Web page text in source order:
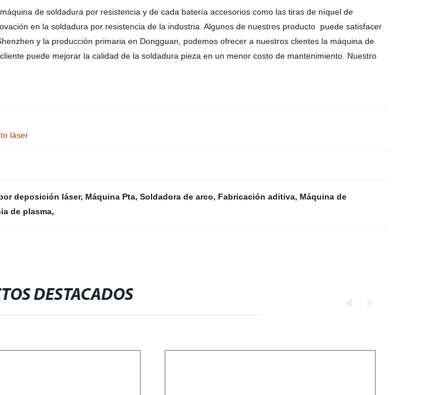
de soldadura por resistencia y de cada batería accesorios como las tiras de níquel de
en la soldadura por resistencia de la industria. Algunos de nuestros producto puede satisfacer
y la producción primaria en Dongguan, podemos ofrecer a nuestros clientes la máquina de
puede mejorar la calidad de la soldadura pieza en un menor costo de mantenimiento. Nuestro
láser
deposición láser, Máquina Pta, Soldadora de arco, Fabricación aditiva, Máquina de
de plasma,
DESTACADOS